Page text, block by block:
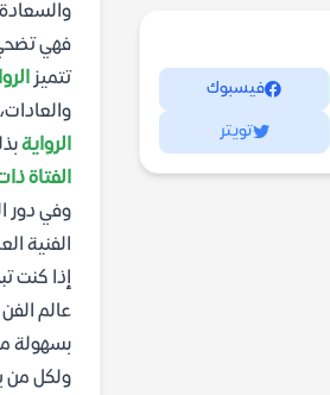
فيسبوك
تويتر
فهي تضحي
تتميز
الرواية
الفتاة
وفي دور
الفنية
إذا كنت
عالم
بسهولة
ولكل من